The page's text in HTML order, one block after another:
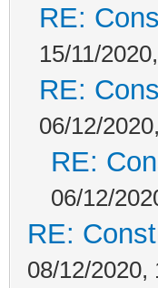
RE:
15/11/
RE:
06/12/
RE:
06/12/
RE:
08/12/2020,